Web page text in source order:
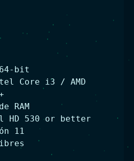
64-bit
Core i3 / AMD
RAM
HD 530 or better
11